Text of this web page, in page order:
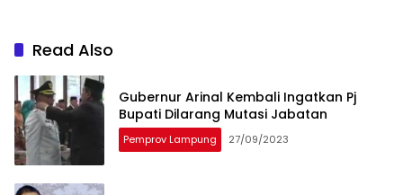
Read Also
Gubernur Arinal Kembali Ingatkan Pj
Bupati Dilarang Mutasi Jabatan
Pemprov Lampung 27/09/2023